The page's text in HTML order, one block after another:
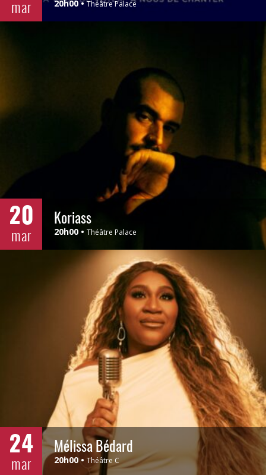
mar 20h00 Théâtre Palace
20
mar
Koriass
20h00 Théâtre Palace
24
mar
Mélissa Bédard
20h00 Théâtre C